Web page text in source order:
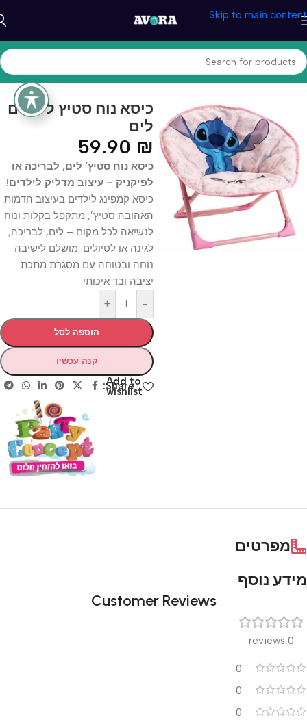
Skip to main content
עמוד הבית/מוצרי קיץ/קמפינג
כיסא נוח סטיץ לילדים
לים
59.90 ₪
כיסא נוח סטיץ’ לים, לבריכה או
לפיקניק – עיצוב מדליק לילדים!
כיסא קמפינג לילדים בעיצוב הדמות
האהובה סטיץ’, מתקפל בקלות ונוח
לנשיאה לכל מקום – לים, לבריכה,
לגינה או לטיולים. מושלם לישיבה
נוחה ובטוחה עם מסגרת מתכת
יציבה ובד איכותי.
-
+
הוספה לסל
קנה עכשיו
Add to
wishlist
Share:
מפרטים
מידע נוסף
Customer Reviews
0 reviews
0
0
0